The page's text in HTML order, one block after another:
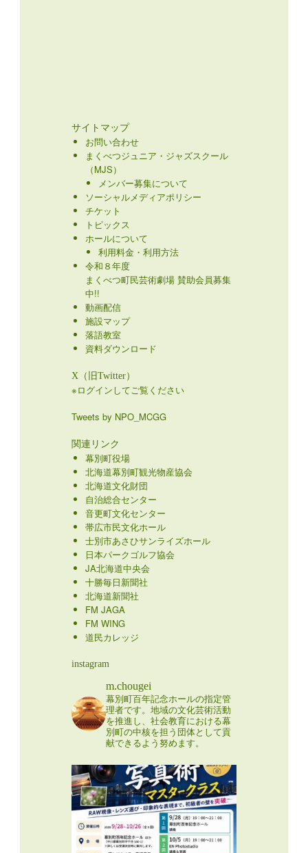
サイトマップ
お問い合わせ
まくべつジュニア・ジャズスクール
（MJS）
メンバー募集について
ソーシャルメディアポリシー
チケット
トピックス
ホールについて
利用料金・利用方法
令和８年度
まくべつ町民芸術劇場 賛助会員募集
中!!
動画配信
施設マップ
落語教室
資料ダウンロード
X（旧Twitter）
※ログインしてご覧ください
Tweets by NPO_MCGG
関連リンク
幕別町役場
北海道幕別町観光物産協会
北海道文化財団
自治総合センター
音更町文化センター
帯広市民文化ホール
士別市あさひサンライズホール
日本パークゴルフ協会
JA北海道中央会
十勝毎日新聞社
北海道新聞社
FM JAGA
FM WING
道民カレッジ
instagram
m.chougei
幕別町百年記念ホールの指定管
理者です。地域の文化芸術活動
を推進し、社会教育における幕
別町の中核を担う団体として貢
献できるよう努めます。